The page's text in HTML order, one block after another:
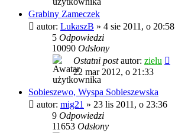
Grabiny Zameczek
autor: LukaszB » 4 sie 2011, o 20:58
5 Odpowiedzi
10090 Odsłony
Ostatni postautor: zielu
22 mar 2012, o 21:33
Sobieszewo, Wyspa Sobieszewska
autor: mig21 » 23 lis 2011, o 23:36
9 Odpowiedzi
11653 Odsłony